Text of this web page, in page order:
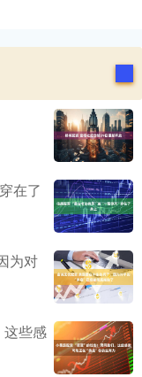
在了
为对
这些感